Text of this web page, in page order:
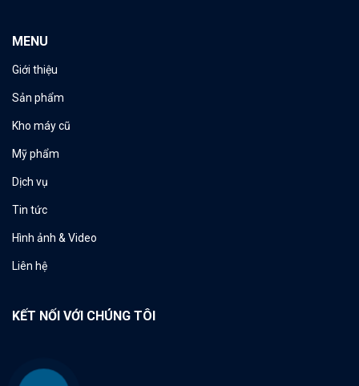
MENU
Giới thiệu
Sản phẩm
Kho máy cũ
Mỹ phẩm
Dịch vụ
Tin tức
Hình ảnh & Video
Liên hệ
KẾT NỐI VỚI CHÚNG TÔI